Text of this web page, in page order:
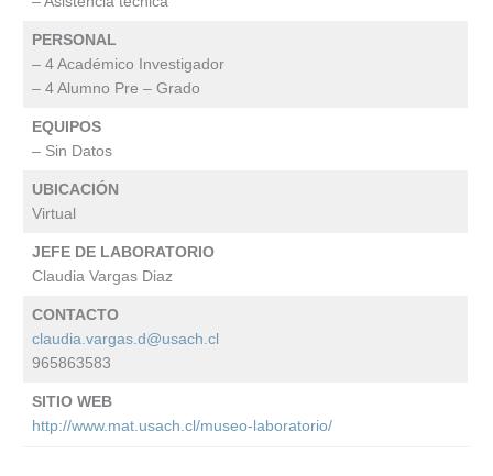
PERSONAL
– 4 Académico Investigador
– 4 Alumno Pre – Grado
EQUIPOS
– Sin Datos
UBICACIÓN
Virtual
JEFE DE LABORATORIO
Claudia Vargas Diaz
CONTACTO
claudia.vargas.d@usach.cl
965863583
SITIO WEB
http://www.mat.usach.cl/museo-laboratorio/